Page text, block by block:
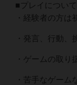
■プレイについて
・経験者の方は
・発言、行動
・ゲームの取
・苦手なゲー